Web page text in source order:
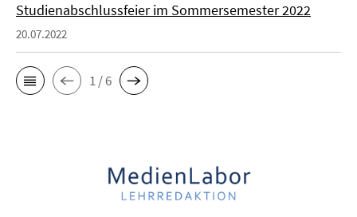
Studienabschlussfeier im Sommersemester 2022
20.07.2022
1 / 6